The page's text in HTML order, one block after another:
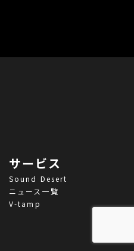
サービス
Sound Desert
ニュース一覧
V-tamp